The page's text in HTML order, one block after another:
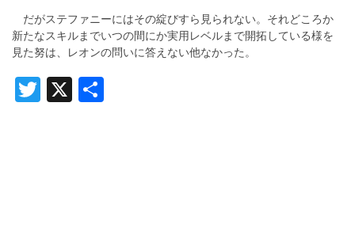
だがステファニーにはその綻びすら見られない。それどころか
新たなスキルまでいつの間にか実用レベルまで開拓している様を
見た努は、レオンの問いに答えない他なかった。
Twitter
X